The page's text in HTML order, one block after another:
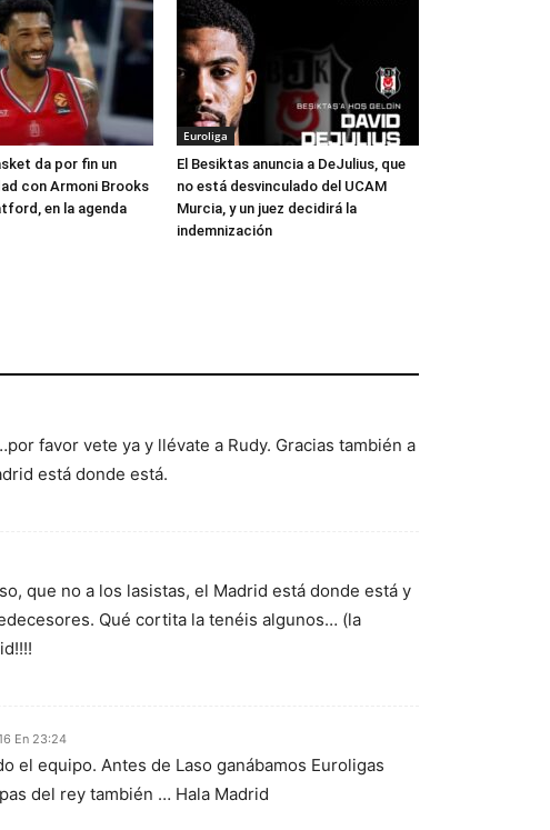
da por fin un
con Armoni Brooks
en la agenda
Euroliga
El Besiktas anuncia a DeJulius, que
no está desvinculado del UCAM
Murcia, y un juez decidirá la
indemnización
favor vete ya y llévate a Rudy. Gracias también a
está donde está.
que no a los lasistas, el Madrid está donde está y
Qué cortita la tenéis algunos… (la
En 23:24
el equipo. Antes de Laso ganábamos Euroligas
del rey también … Hala Madrid